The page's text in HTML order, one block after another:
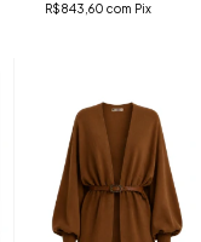
R$843,60 com Pix